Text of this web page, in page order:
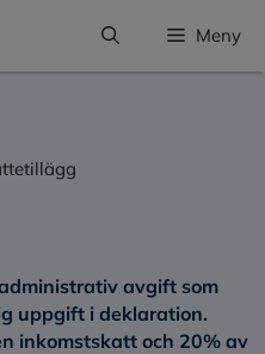
Meny
avgift som
uppgift i deklaration.
inkomstskatt och 20% av